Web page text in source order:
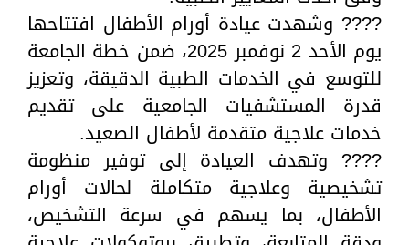
???? وشهدت عيادة أورام الأطفال افتتاحها
يوم الأحد 2 نوفمبر 2025، ضمن خطة الجامعة
للتوسع في الخدمات الطبية الدقيقة، وتعزيز
قدرة المستشفيات الجامعية على تقديم
خدمات علاجية متقدمة لأطفال الصعيد.
???? وتهدف العيادة إلى توفير منظومة
تشخيصية وعلاجية متكاملة لحالات أورام
الأطفال، بما يسهم في سرعة التشخيص،